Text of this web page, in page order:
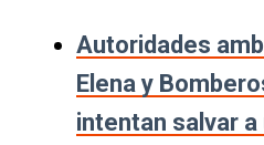
Autoridades
Elena y
intentan salvar a